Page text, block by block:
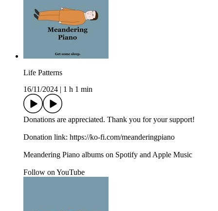
Life Patterns
16/11/2024
1 h 1 min
Donations are appreciated. Thank you for your support!
Donation link: ⁠⁠https://ko-fi.com/meanderingpiano⁠
Meandering Piano albums on ⁠⁠⁠Spotify⁠⁠⁠ and ⁠⁠⁠Apple Music⁠⁠⁠
Follow on ⁠⁠YouTube⁠